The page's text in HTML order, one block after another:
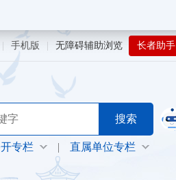
手机版 无障碍辅助浏览 长者助手
专栏 | 直属单位专栏